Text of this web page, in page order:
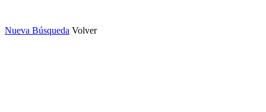
Nueva Búsqueda Volver